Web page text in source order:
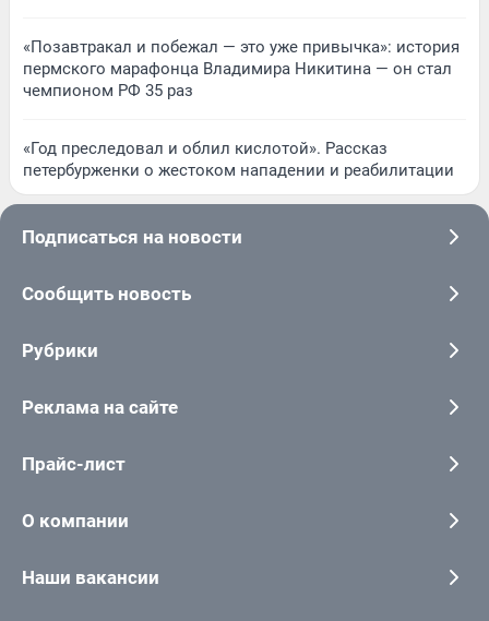
«Позавтракал и побежал — это уже привычка»: история
пермского марафонца Владимира Никитина — он стал
чемпионом РФ 35 раз
«Год преследовал и облил кислотой». Рассказ
петербурженки о жестоком нападении и реабилитации
Подписаться на новости
Сообщить новость
Рубрики
Реклама на сайте
Прайс-лист
О компании
Наши вакансии